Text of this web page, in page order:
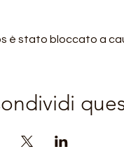
è stato bloccato a